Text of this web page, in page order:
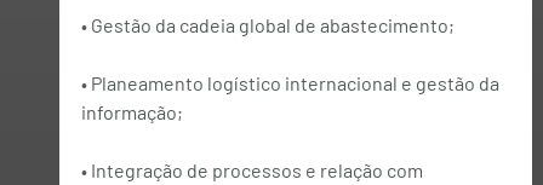
• Gestão da cadeia global de abastecimento;
• Planeamento logístico internacional e gestão da
informação;
• Integração de processos e relação com